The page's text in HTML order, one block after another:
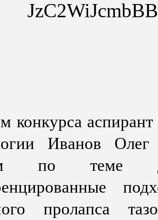
конкурса
Иванов
по теме
пролапса